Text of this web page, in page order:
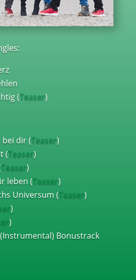
(Teaser)
bei dir (Teaser)
(Teaser)
Teaser)
leben (Teaser)
Universum (Teaser)
)
)
(Instrumental) Bonustrack